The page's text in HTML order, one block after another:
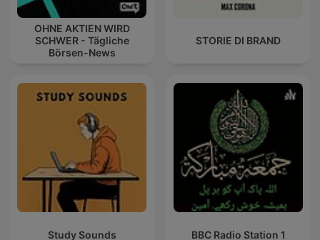
OHNE AKTIEN WIRD
SCHWER - Tägliche
Börsen-News
STORIE DI BRAND
Study Sounds BBC Radio Station 1